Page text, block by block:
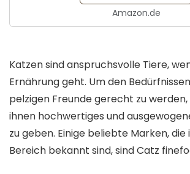
Amazon.de
Katzen sind anspruchsvolle Tiere,
Ernährung geht. Um den
pelzigen Freunde gerecht zu
ihnen hochwertiges und
zu geben. Einige beliebte Marken, die
Bereich bekannt sind, sind Catz